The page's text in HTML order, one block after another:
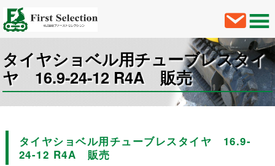
タイヤショベル用チューブレスタイ
ヤ 16.9-24-12 R4A 販売
タイヤショベル用チューブレスタイヤ 16.9-
24-12 R4A 販売